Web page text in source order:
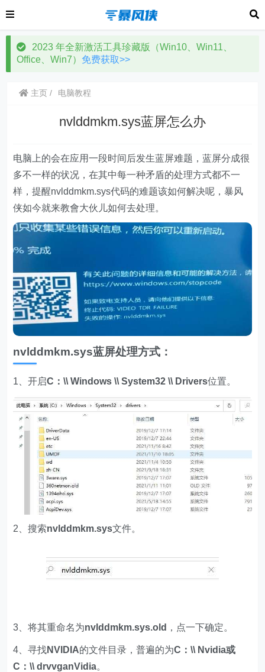
2023 年全新激活工具珍藏版（Win10、Win11、
Office、Win7） 免费获取>>
主页 电脑教程
nvlddmkm.sys蓝屏怎么办
电脑上的会在应用一段时间后发生蓝屏难题，蓝屏分成很
多不一样的状况，在其中每一种矛盾的处理方式都不一
样，提醒nvlddmkm.sys代码的难题该如何解决呢，暴风
侠如今就来教會大伙儿如何去处理。
nvlddmkm.sys蓝屏处理方式：
1、开启C：\\ Windows \\ System32 \\ Drivers位置。
2、搜索nvlddmkm.sys文件。
3、将其重命名为nvlddmkm.sys.old ，点一下确定。
4、寻找NVIDIA的文件目录，普遍的为C：\\ Nvidia或
C：\\ drvvganVidia。